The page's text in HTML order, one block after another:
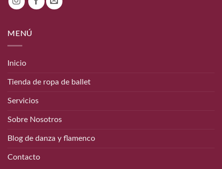
MENÚ
Inicio
Tienda de ropa de ballet
Servicios
Sobre Nosotros
Blog de danza y flamenco
Contacto